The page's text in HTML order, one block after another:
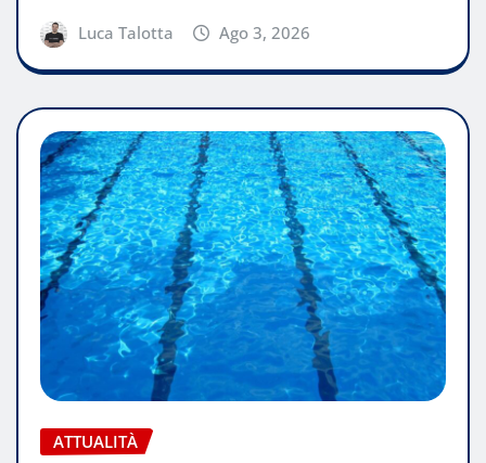
Luca Talotta Ago 3, 2026
ATTUALITÀ